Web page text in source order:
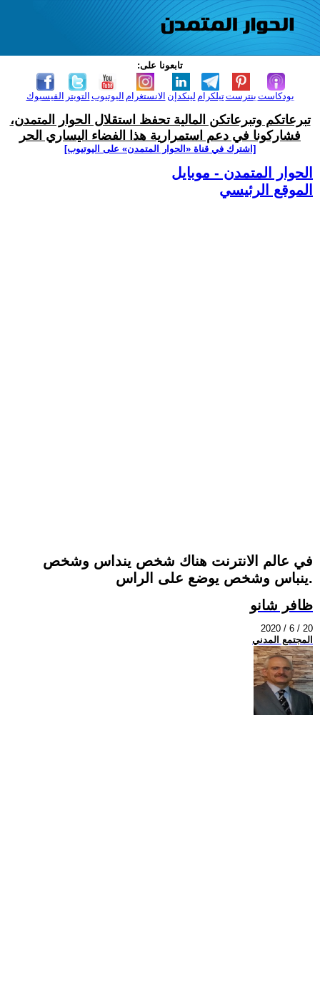
تابعونا على:
الفيسبوك التويتر اليوتيوب الانستغرام لينكدإن تيلكرامبنترست بودكاست
تبرعاتكم وتبرعاتكن المالية تحفظ استقلال الحوار المتمدن،
فشاركونا في دعم استمرارية هذا الفضاء اليساري الحر
[اشترك في قناة ‫«الحوار المتمدن» على اليوتيوب]
الحوار المتمدن - موبايل
الموقع الرئيسي
في عالم الانترنت هناك شخص ينداس وشخص
ينباس وشخص يوضع على الراس.
ظافر شانو
2020 / 6 / 20
المجتمع المدني